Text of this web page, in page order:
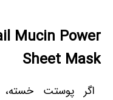
Mucin Power
Sheet Mask